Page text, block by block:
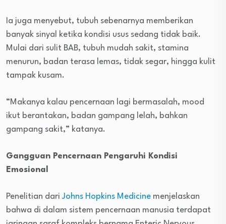
Ia juga menyebut, tubuh sebenarnya memberikan
banyak sinyal ketika kondisi usus sedang tidak baik.
Mulai dari sulit BAB, tubuh mudah sakit, stamina
menurun, badan terasa lemas, tidak segar, hingga kulit
tampak kusam.
“Makanya kalau pencernaan lagi bermasalah, mood
ikut berantakan, badan gampang lelah, bahkan
gampang sakit,” katanya.
Gangguan Pencernaan Pengaruhi Kondisi
Emosional
Penelitian dari Johns Hopkins Medicine menjelaskan
bahwa di dalam sistem pencernaan manusia terdapat